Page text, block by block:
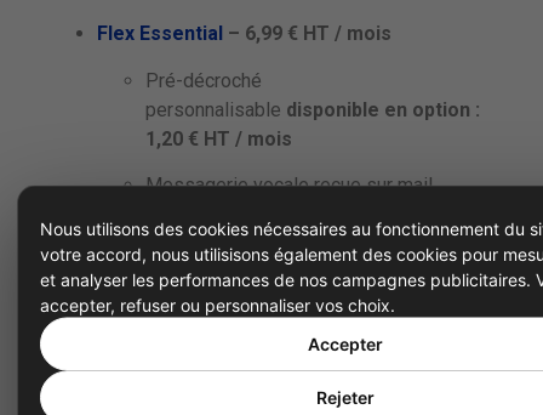
Flex Essential – 6,99 € HT / mois
Pré-décroché
personnalisable disponible en option :
1,20 € HT / mois
Messagerie vocale reçue sur mail
Flex Single– 9,99 € HT / mois
Pré-décroché personnalisable avec
Nous utilisons des cookies nécessaires au fonctionnement du
votre accord, nous utilisisons également des cookies pour
et analyser les performances de nos campagnes publicitaires.
accepter, refuser ou personnaliser vos choix.
Accepter
Rejeter